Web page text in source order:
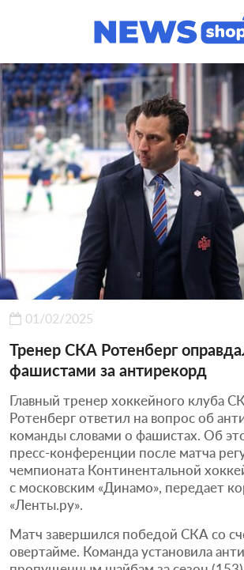
01/02/2025
Тренер СКА Ротенберг
фашистами за антирекорд
Главный тренер хоккейного клуба
Ротенберг ответил на вопрос об
команды словами о фашистах. Об
пресс-конференции после матча
чемпионата Континентальной
с московским «Динамо», передает
«Ленты.ру».
Матч завершился победой СКА со
овертайме. Команда установила